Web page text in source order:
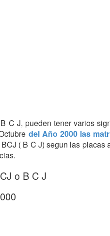
C J, pueden tener varios
del Año 2000 las
( B C J) segun las placas
o B C J